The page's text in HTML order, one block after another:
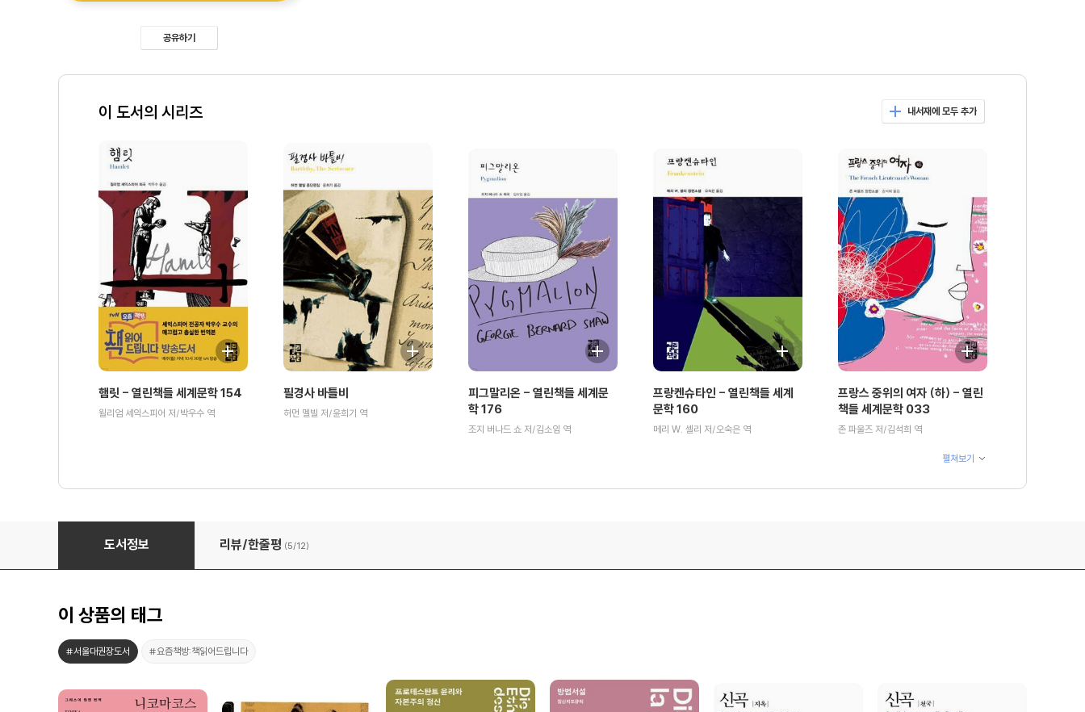
공유하기
이 도서의 시리즈 내서재에 모두 추가
햄릿 - 열린책들 세계문학 154
윌리엄 셰익스피어 저/박우수 역
필경사 바틀비
허먼 멜빌 저/윤희기 역
피그말리온 - 열린책들 세계문
학 176
조지 버나드 쇼 저/김소임 역
프랑켄슈타인 - 열린책들 세계
문학 160
메리 W. 셸리 저/오숙은 역
프랑스 중위의 여자 (하) - 열린
책들 세계문학 033
존 파울즈 저/김석희 역
펼쳐보기
신곡 (연옥) - 열린책들 세계문학 094
도서정보 리뷰/한줄평 (5/12)
이 상품의 태그
#서울대권장도서 #요즘책방:책읽어드립니다